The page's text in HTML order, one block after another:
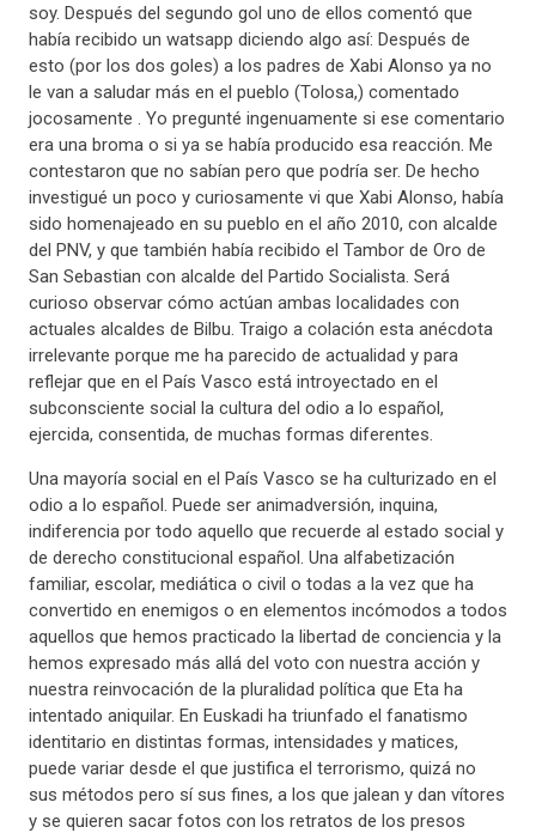
soy. Después del segundo gol uno de ellos comentó que
había recibido un watsapp diciendo algo así: Después de
esto (por los dos goles) a los padres de Xabi Alonso ya no
le van a saludar más en el pueblo (Tolosa,) comentado
jocosamente . Yo pregunté ingenuamente si ese comentario
era una broma o si ya se había producido esa reacción. Me
contestaron que no sabían pero que podría ser. De hecho
investigué un poco y curiosamente vi que Xabi Alonso, había
sido homenajeado en su pueblo en el año 2010, con alcalde
del PNV, y que también había recibido el Tambor de Oro de
San Sebastian con alcalde del Partido Socialista. Será
curioso observar cómo actúan ambas localidades con
actuales alcaldes de Bilbu. Traigo a colación esta anécdota
irrelevante porque me ha parecido de actualidad y para
reflejar que en el País Vasco está introyectado en el
subconsciente social la cultura del odio a lo español,
ejercida, consentida, de muchas formas diferentes.
Una mayoría social en el País Vasco se ha culturizado en el
odio a lo español. Puede ser animadversión, inquina,
indiferencia por todo aquello que recuerde al estado social y
de derecho constitucional español. Una alfabetización
familiar, escolar, mediática o civil o todas a la vez que ha
convertido en enemigos o en elementos incómodos a todos
aquellos que hemos practicado la libertad de conciencia y la
hemos expresado más allá del voto con nuestra acción y
nuestra reinvocación de la pluralidad política que Eta ha
intentado aniquilar. En Euskadi ha triunfado el fanatismo
identitario en distintas formas, intensidades y matices,
puede variar desde el que justifica el terrorismo, quizá no
sus métodos pero sí sus fines, a los que jalean y dan vítores
y se quieren sacar fotos con los retratos de los presos